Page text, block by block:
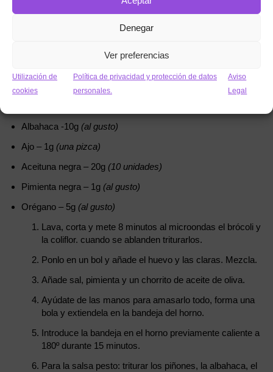
Denegar
Ver preferencias
Utilización de
cookies
Política de privacidad y protección de datos
personales.
Aviso
Legal
(1/2 unidad)
Tomate Cherry – 100g
Albahaca -10g (al gusto)
Ajo – 1g (una pizca)
Aceituna negra – 20g (10 unidades)
Pimienta negra – 1g (al gusto)
Orégano – 5g (al gusto)
Lava, corta y mete 8 minutos al microondas el brócoli y
la coliflor. cuando se ablanden triturarlos.
Ponlo en un bol y añade el huevo y las claras. Mezcla.
Añade sal, pimienta y un chorrito de aceite de oliva.
Ayúdate de las manos para amasarlo todo, forma una
bola y extiendela en la bandeja del horno.
Introduce la bandeja en el horno previamente caliente a
180º durante 15 minutos.
Para la salsa pesto: triturar los piñones, la albahaca, el